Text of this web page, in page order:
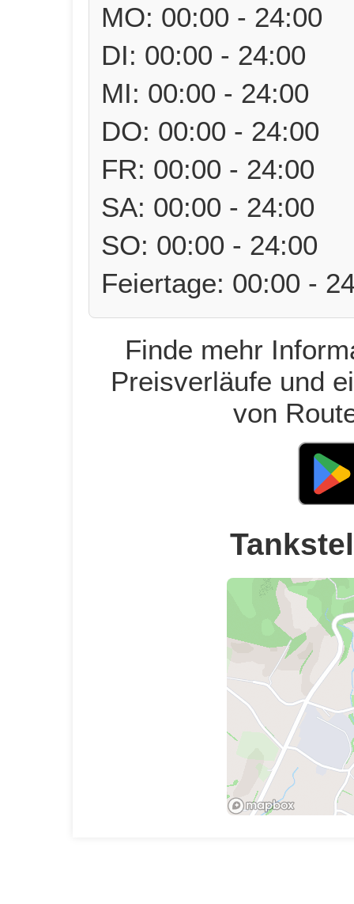
MO: 00:00 - 24:00
DI: 00:00 - 24:00
MI: 00:00 - 24:00
DO: 00:00 - 24:00
FR: 00:00 - 24:00
SA: 00:00 - 24:00
SO: 00:00 - 24:00
Feiertage: 00:00 -
Finde mehr
Preisverläufe und
von